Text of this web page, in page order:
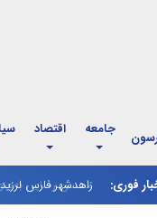
جامعه اقتصاد
فوری:
زاهدشهر فارس لرزید